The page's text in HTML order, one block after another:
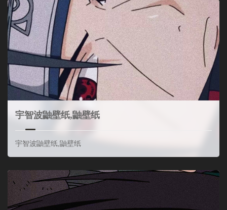
宇智波鼬壁纸,鼬壁纸
宇智波鼬壁纸,鼬壁纸